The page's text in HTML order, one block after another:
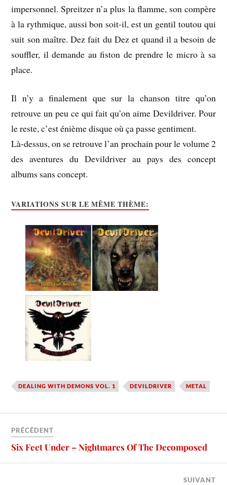
impersonnel. Spreitzer n’a plus la flamme, son compère
à la rythmique, aussi bon soit-il, est un gentil toutou qui
suit son maître. Dez fait du Dez et quand il a besoin de
souffler, il demande au fiston de prendre le micro à sa
place.
Il n’y a finalement que sur la chanson titre qu’on
retrouve un peu ce qui fait qu’on aime Devildriver. Pour
le reste, c’est énième disque où ça passe gentiment.
Là-dessus, on se retrouve l’an prochain pour le volume 2
des aventures du Devildriver au pays des concept
albums sans concept.
VARIATIONS SUR LE MÊME THÈME:
DEALING WITH DEMONS VOL. 1 DEVILDRIVER METAL
PRÉCÉDENT
Six Feet Under – Nightmares Of The Decomposed
SUIVANT